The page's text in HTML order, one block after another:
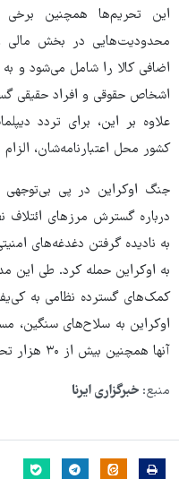
این تحریم‌ها همچنین
محدودیت‌هایی در بخش مالی
اضافی کالا را شامل می‌شود و
اشخاص حقوقی و افراد حقیقی
علاوه بر این، برای تردد
کشور محل اعتبارنامه‌شان،
جنگ اوکراین در پی بی‌توجهی
درباره گسترش مرزهای
به اوکراین حمله کرد. طی این
کمک‌های گسترده نظامی به
اوکراین به سلاح‌های سنگین،
آنها همچنین بیش از ۳۰ هزار تحریم علیه روسیه درنظر گرفته‌اند.
منبع: خبرگزاری ایرنا